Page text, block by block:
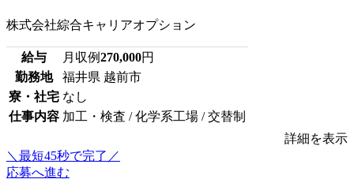
株式会社綜合キャリアオプション
給与 月収例270,000円
勤務地
福井県 越前市
寮・社宅 なし
仕事内容 加工・検査 / 化学系工場 / 交替制
詳細を表示
＼最短45秒で完了／
応募へ進む